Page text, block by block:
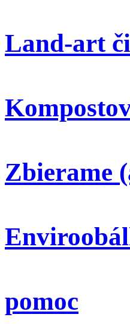
Land-art
Zbierame
pomoc